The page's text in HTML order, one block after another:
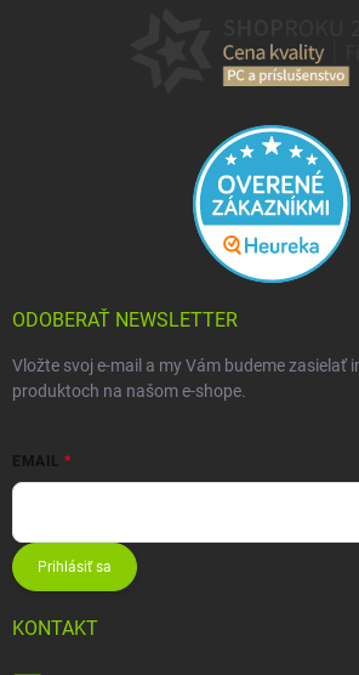
ODOBERAŤ NEWSLETTER
Vložte svoj e-mail a my Vám budeme zasielať
produktoch na našom e-shope.
EMAIL
Prihlásiť sa
KONTAKT